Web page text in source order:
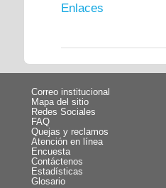
Enlaces
Correo institucional
Mapa del sitio
Redes Sociales
FAQ
Quejas y reclamos
Atención en línea
Encuesta
Contáctenos
Estadísticas
Glosario